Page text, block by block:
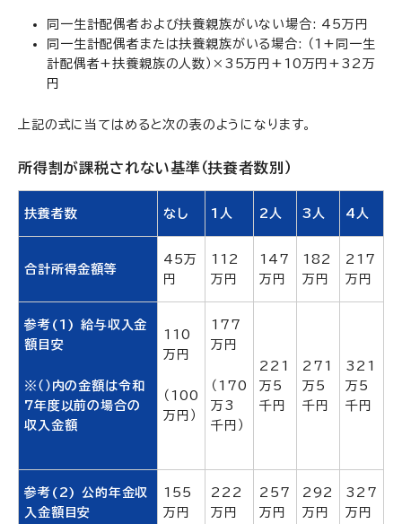
同一生計配偶者および扶養親族がいない場合: 45万円
同一生計配偶者または扶養親族がいる場合: （1+同一生
計配偶者+扶養親族の人数）×35万円+10万円+32万
円
上記の式に当てはめると次の表のようになります。
所得割が課税されない基準（扶養者数別）
扶養者数 なし 1人 2人 3人 4人
合計所得金額等
45万
円
112
万円
147
万円
182
万円
217
万円
参考(1) 給与収入金
額目安
※（）内の金額は令和
7年度以前の場合の
収入金額
110
万円
（100
万円）
177
万円
（170
万3
千円）
221
万5
千円
271
万5
千円
321
万5
千円
参考(2) 公的年金収
入金額目安
155
万円
222
万円
257
万円
292
万円
327
万円